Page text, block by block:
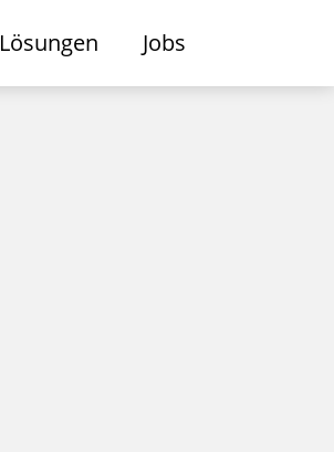
Lösungen Jobs